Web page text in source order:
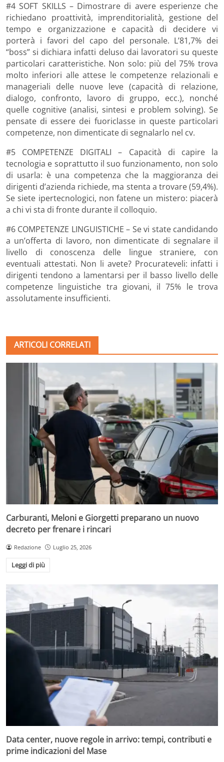
#4 SOFT SKILLS – Dimostrare di avere esperienze che
richiedano proattività, imprenditorialità, gestione del
tempo e organizzazione e capacità di decidere vi
porterà i favori del capo del personale. L’81,7% dei
“boss” si dichiara infatti deluso dai lavoratori su queste
particolari caratteristiche. Non solo: più del 75% trova
molto inferiori alle attese le competenze relazionali e
manageriali delle nuove leve (capacità di relazione,
dialogo, confronto, lavoro di gruppo, ecc.), nonché
quelle cognitive (analisi, sintesi e problem solving). Se
pensate di essere dei fuoriclasse in queste particolari
competenze, non dimenticate di segnalarlo nel cv.
#5 COMPETENZE DIGITALI – Capacità di capire la
tecnologia e soprattutto il suo funzionamento, non solo
di usarla: è una competenza che la maggioranza dei
dirigenti d’azienda richiede, ma stenta a trovare (59,4%).
Se siete ipertecnologici, non fatene un mistero: piacerà
a chi vi sta di fronte durante il colloquio.
#6 COMPETENZE LINGUISTICHE – Se vi state candidando
a un’offerta di lavoro, non dimenticate di segnalare il
livello di conoscenza delle lingue straniere, con
eventuali attestati. Non li avete? Procurateveli: infatti i
dirigenti tendono a lamentarsi per il basso livello delle
competenze linguistiche tra giovani, il 75% le trova
assolutamente insufficienti.
ARTICOLI CORRELATI
Carburanti, Meloni e Giorgetti preparano un nuovo
decreto per frenare i rincari
Redazione Luglio 25, 2026
Leggi di più
Data center, nuove regole in arrivo: tempi, contributi e
prime indicazioni del Mase